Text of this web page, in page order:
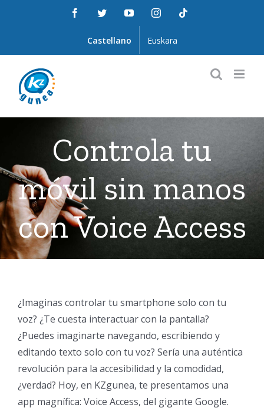
FacebookTwitterYouTubeInstagram
Castellano Euskara
Controla tu
móvil sin manos
con Voice Access
¿Imaginas controlar tu smartphone solo con tu
voz? ¿Te cuesta interactuar con la pantalla?
¿Puedes imaginarte navegando, escribiendo y
editando texto solo con tu voz? Sería una auténtica
revolución para la accesibilidad y la comodidad,
¿verdad? Hoy, en KZgunea, te presentamos una
app magnífica: Voice Access, del gigante Google.